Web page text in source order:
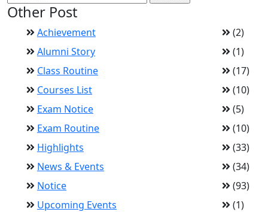
Other Post
Achievement
(2)
Alumni Story
(1)
Class Routine
(17)
Courses List
(10)
Exam Notice
(5)
Exam Routine
(10)
Highlights
(33)
News & Events
(34)
Notice
(93)
Upcoming Events
(1)